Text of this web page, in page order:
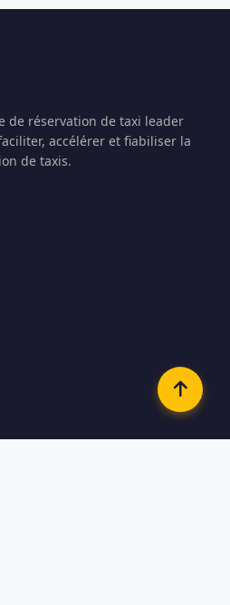
de réservation de taxi leader
accélérer et fiabiliser la
de taxis.